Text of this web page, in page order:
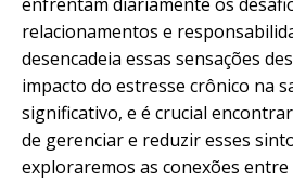
relacionamentos e
desencadeia essas sensações
impacto do estresse crônico na
significativo, e é crucial
de gerenciar e reduzir esses
exploraremos as conexões entre